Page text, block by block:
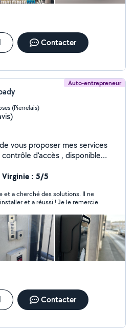
Contacter
Auto-entrepreneur
(Pierrelais)
vous proposer mes services
d'accès , disponible
porte de hall , ouverture à
de badges ) ainsi que
installations de bornes
Virginie : 5/5
et a cherché des solutions. Il ne
et a réussi ! Je le remercie
Contacter